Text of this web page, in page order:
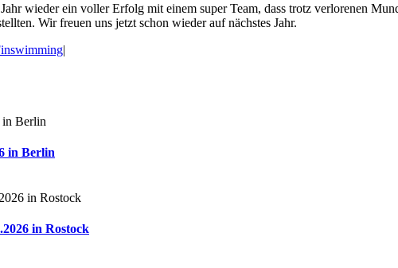
wieder ein voller Erfolg mit einem super Team, dass trotz verlorenen
Wir freuen uns jetzt schon wieder auf nächstes Jahr.
|
in Berlin
in Rostock